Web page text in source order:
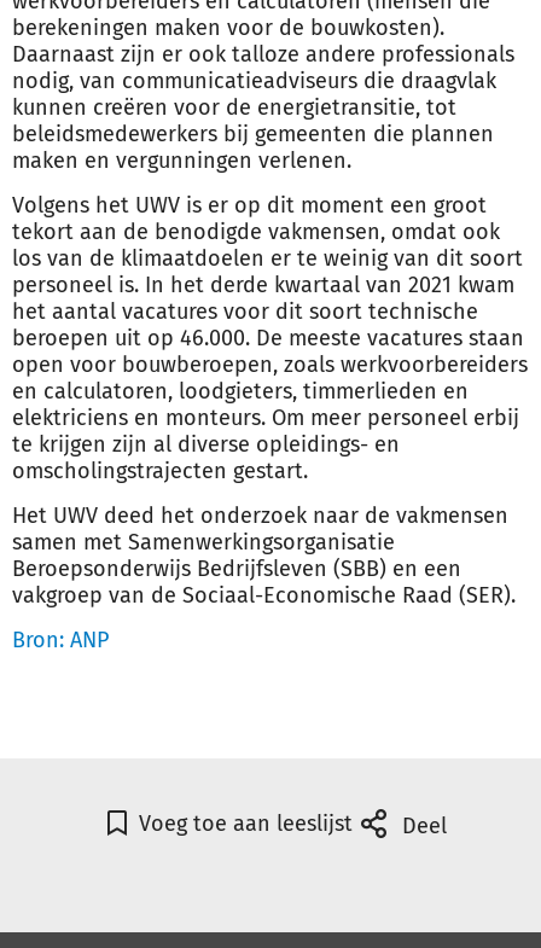
berekeningen maken voor de bouwkosten).
Daarnaast zijn er ook talloze andere professionals
nodig, van communicatieadviseurs die draagvlak
kunnen creëren voor de energietransitie, tot
beleidsmedewerkers bij gemeenten die plannen
maken en vergunningen verlenen.
Volgens het UWV is er op dit moment een groot
tekort aan de benodigde vakmensen, omdat ook
los van de klimaatdoelen er te weinig van dit soort
personeel is. In het derde kwartaal van 2021 kwam
het aantal vacatures voor dit soort technische
beroepen uit op 46.000. De meeste vacatures staan
open voor bouwberoepen, zoals werkvoorbereiders
en calculatoren, loodgieters, timmerlieden en
elektriciens en monteurs. Om meer personeel erbij
te krijgen zijn al diverse opleidings- en
omscholingstrajecten gestart.
Het UWV deed het onderzoek naar de vakmensen
samen met Samenwerkingsorganisatie
Beroepsonderwijs Bedrijfsleven (SBB) en een
vakgroep van de Sociaal-Economische Raad (SER).
Bron: ANP
Voeg toe aan leeslijst Deel